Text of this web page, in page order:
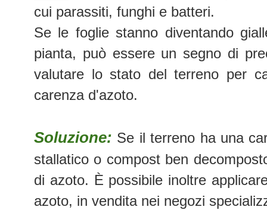
cui parassiti, funghi e batteri.
Se le foglie stanno diventando
pianta, può essere un segno di
valutare lo stato del terreno per
carenza d'azoto.
Soluzione: Se il terreno ha una
stallatico o compost ben
di azoto. È possibile inoltre
azoto, in vendita nei negozi